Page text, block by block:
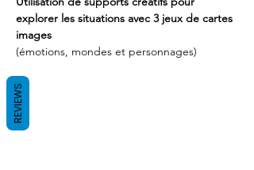
explorer les situations avec 3 jeux de cartes
images
(émotions, mondes et personnages)
REVIEWS